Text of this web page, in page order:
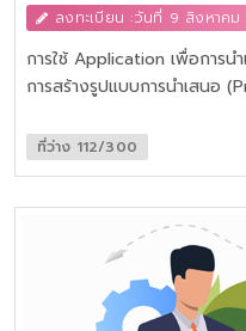
ลงทะเบียน :วันที่ 9 สิงหาค
การใช้ Application เพื่อการน
การสร้างรูปแบบการนำเสนอ
เพื่อพัฒนาให้ผู้เรียนเป็นนักสร้า
ที่ว่าง 112/300